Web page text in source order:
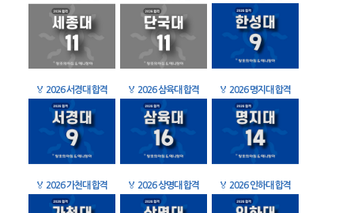
🏅 2026 서경대 합격 🏅 2026 삼육대 합격 🏅 2026 명지대 합격
🏅 2026 가천대 합격 🏅 2026 상명대 합격 🏅 2026 인하대 합격